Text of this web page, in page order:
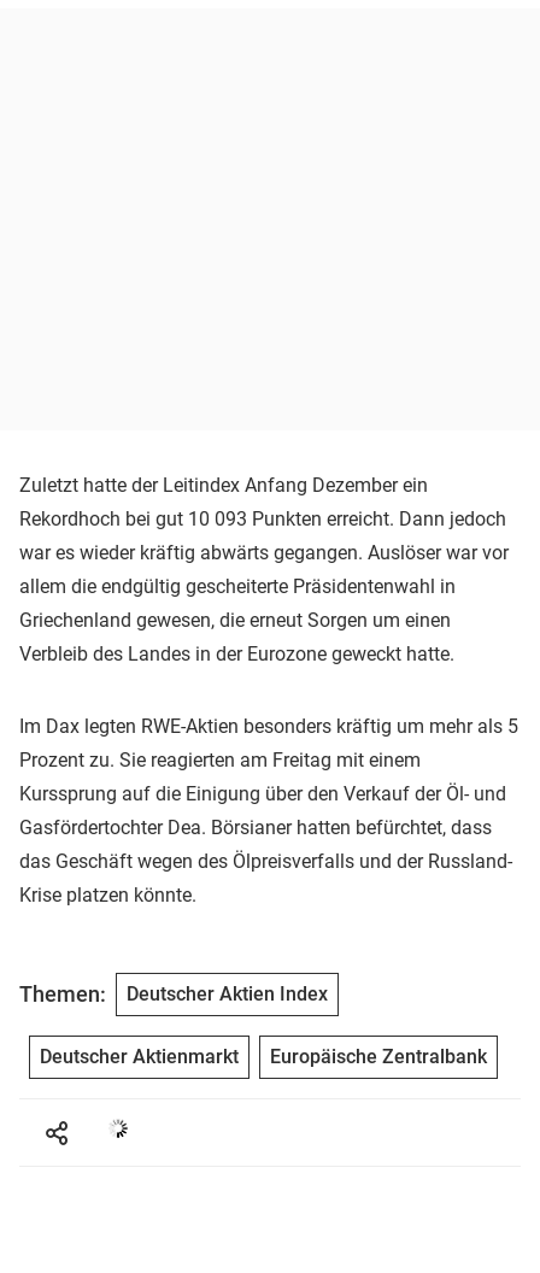
Zuletzt hatte der Leitindex Anfang Dezember ein
Rekordhoch bei gut 10 093 Punkten erreicht. Dann jedoch
war es wieder kräftig abwärts gegangen. Auslöser war vor
allem die endgültig gescheiterte Präsidentenwahl in
Griechenland gewesen, die erneut Sorgen um einen
Verbleib des Landes in der Eurozone geweckt hatte.
Im Dax legten RWE-Aktien besonders kräftig um mehr als 5
Prozent zu. Sie reagierten am Freitag mit einem
Kurssprung auf die Einigung über den Verkauf der Öl- und
Gasfördertochter Dea. Börsianer hatten befürchtet, dass
das Geschäft wegen des Ölpreisverfalls und der Russland-
Krise platzen könnte.
Themen: Deutscher Aktien Index
Deutscher Aktienmarkt Europäische Zentralbank